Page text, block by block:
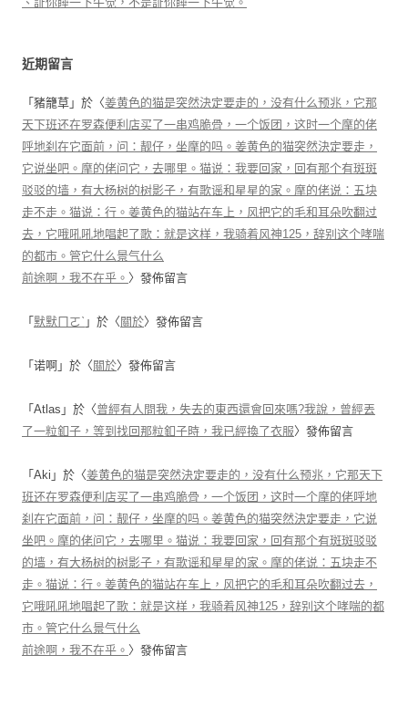
近期留言
「 豬籠草 」於〈姜黄色的猫是突然決定要走的，没有什么预兆，它那
天下班还在罗森便利店买了一串鸡脆骨，一个饭团，这时一个摩的佬
呼地刹在它面前，问：靓仔，坐摩的吗。姜黄色的猫突然決定要走，
它说坐吧。摩的佬问它，去哪里。猫说：我要回家，回有那个有斑斑
驳驳的墙，有大杨树的树影子，有歌谣和星星的家。摩的佬说：五块
走不走。猫说：行。姜黄色的猫站在车上，风把它的毛和耳朵吹翻过
去，它哦吼吼地唱起了歌：就是这样，我骑着风神125，辞别这个哮喘
的都市。管它什么景气什么
前途啊，我不在乎。 〉發佈留言
「 默默ㄇㄛˋ 」於〈 關於〉發佈留言
「 诺啊 」於〈 關於〉發佈留言
「 Atlas 」於〈曾經有人問我，失去的東西還會回來嗎?我說，曾經丟
了一粒釦子，等到找回那粒釦子時，我已經換了衣服〉發佈留言
「 Aki 」於〈姜黄色的猫是突然決定要走的，没有什么预兆，它那天下
班还在罗森便利店买了一串鸡脆骨，一个饭团，这时一个摩的佬呼地
刹在它面前，问：靓仔，坐摩的吗。姜黄色的猫突然決定要走，它说
坐吧。摩的佬问它，去哪里。猫说：我要回家，回有那个有斑斑驳驳
的墙，有大杨树的树影子，有歌谣和星星的家。摩的佬说：五块走不
走。猫说：行。姜黄色的猫站在车上，风把它的毛和耳朵吹翻过去，
它哦吼吼地唱起了歌：就是这样，我骑着风神125，辞别这个哮喘的都
市。管它什么景气什么
前途啊，我不在乎。 〉發佈留言